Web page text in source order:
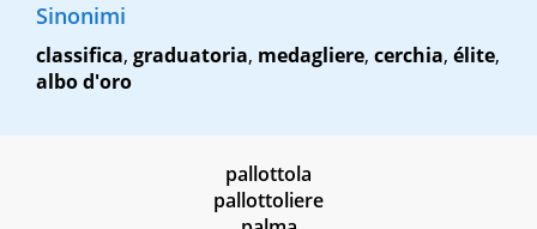
Sinonimi
classifica, graduatoria, medagliere, cerchia, élite,
albo d'oro
pallottola
pallottoliere